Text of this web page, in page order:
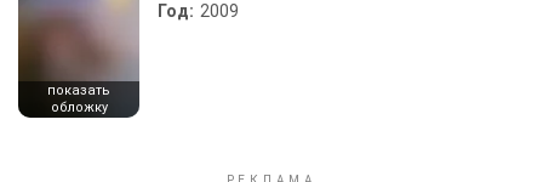
показать
обложку
Год: 2009